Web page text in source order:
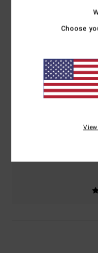
Il 0% dei nostri
Comfort
5.0
Choose